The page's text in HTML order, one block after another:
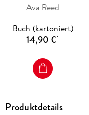
Ava Reed
Buch (kartoniert)
14,90 €*
Produktdetails